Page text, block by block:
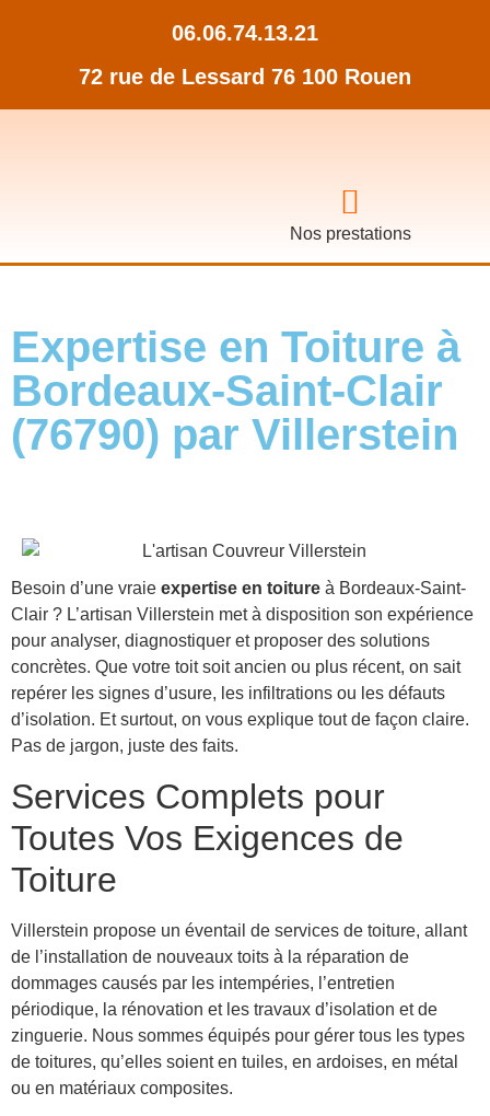
06.06.74.13.21
72 rue de Lessard 76 100 Rouen
Nos prestations
Expertise en Toiture à
Bordeaux-Saint-Clair
(76790) par Villerstein
Besoin d’une vraie expertise en toiture à Bordeaux-Saint-
Clair ? L’artisan Villerstein met à disposition son expérience
pour analyser, diagnostiquer et proposer des solutions
concrètes. Que votre toit soit ancien ou plus récent, on sait
repérer les signes d’usure, les infiltrations ou les défauts
d’isolation. Et surtout, on vous explique tout de façon claire.
Pas de jargon, juste des faits.
Services Complets pour
Toutes Vos Exigences de
Toiture
Villerstein propose un éventail de services de toiture, allant
de l’installation de nouveaux toits à la réparation de
dommages causés par les intempéries, l’entretien
périodique, la rénovation et les travaux d’isolation et de
zinguerie. Nous sommes équipés pour gérer tous les types
de toitures, qu’elles soient en tuiles, en ardoises, en métal
ou en matériaux composites.